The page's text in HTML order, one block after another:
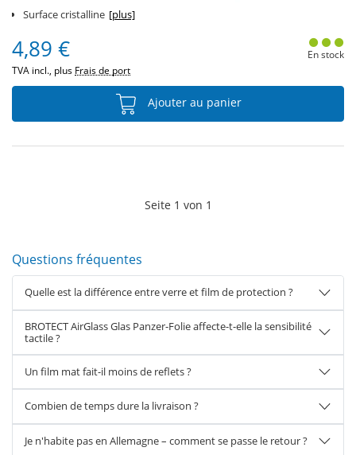
Surface cristalline [plus]
4,89 €
TVA incl., plus Frais de port
En stock
Ajouter au panier
Seite 1 von 1
Questions fréquentes
Quelle est la différence entre verre et film de protection ?
BROTECT AirGlass Glas Panzer-Folie affecte-t-elle la sensibilité
tactile ?
Un film mat fait-il moins de reflets ?
Combien de temps dure la livraison ?
Je n'habite pas en Allemagne – comment se passe le retour ?